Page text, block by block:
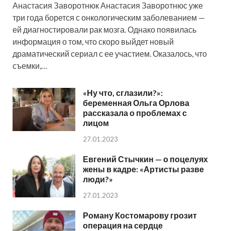
Анастасия Заворотнюк Анастасия Заворотнюс уже
три года борется с онкологическим заболеванием —
ей диагностировали рак мозга. Однако появилась
информация о том, что скоро выйдет новый
драматический сериал с ее участием. Оказалось, что
съемки,…
«Ну что, сглазили?»:
беременная Ольга Орлова
рассказала о проблемах с
лицом
27.01.2023
Евгений Стычкин — о поцелуях
жены в кадре: «Артисты разве
люди?»
27.01.2023
Роману Костомарову грозит
операция на сердце